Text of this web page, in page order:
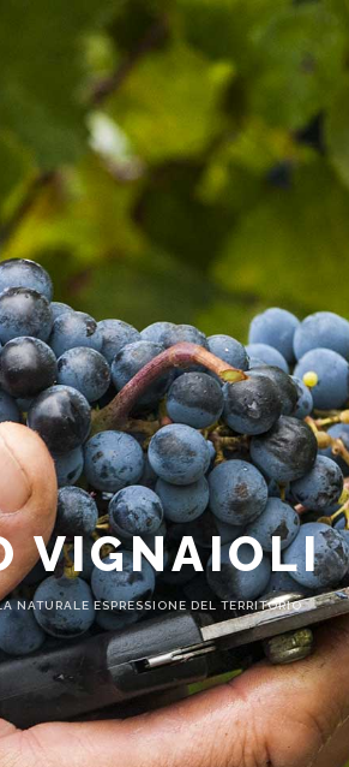
VIGNAIOLI
NATURALE ESPRESSIONE DEL TERRITORIO